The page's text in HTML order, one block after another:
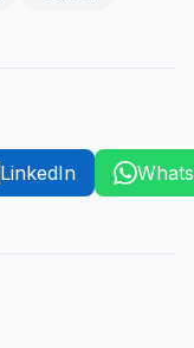
LinkedIn